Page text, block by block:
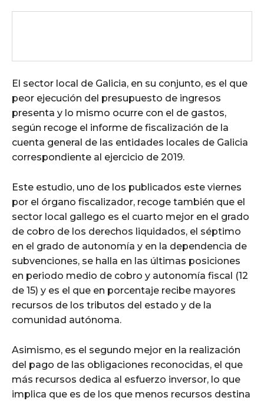
El sector local de Galicia, en su conjunto, es el que
peor ejecución del presupuesto de ingresos
presenta y lo mismo ocurre con el de gastos,
según recoge el informe de fiscalización de la
cuenta general de las entidades locales de Galicia
correspondiente al ejercicio de 2019.
Este estudio, uno de los publicados este viernes
por el órgano fiscalizador, recoge también que el
sector local gallego es el cuarto mejor en el grado
de cobro de los derechos liquidados, el séptimo
en el grado de autonomía y en la dependencia de
subvenciones, se halla en las últimas posiciones
en periodo medio de cobro y autonomía fiscal (12
de 15) y es el que en porcentaje recibe mayores
recursos de los tributos del estado y de la
comunidad autónoma.
Asimismo, es el segundo mejor en la realización
del pago de las obligaciones reconocidas, el que
más recursos dedica al esfuerzo inversor, lo que
implica que es de los que menos recursos destina